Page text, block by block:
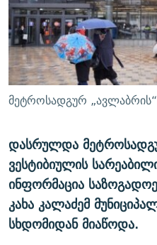
ᲛᲝᲚᲐᲞᲐᲠᲐᲙᲔ ᲢᲔᲥᲡᲢᲔᲑᲘ
ᲨᲘᲜ - ᲣᲪᲮᲝᲔᲗᲨᲘ
ᲚᲘᲢᲔᲠᲐᲢᲣᲠᲣᲚᲘ ᲬᲐᲮᲜᲐᲒᲔᲑᲘ
ᲐᲛᲔᲠᲘᲙᲣᲚᲘ ᲛᲝᲗᲮᲠᲝᲑᲐ
ᲩᲔᲛᲘ ᲡᲘᲙᲕᲓᲘᲚᲘᲡ ᲛᲘᲖᲔᲖᲘᲐ
11 ᲬᲔᲚᲘ - 11 ᲐᲛᲑᲐᲕᲘ
ᲡᲐᲞᲐᲠᲚᲐᲛᲔᲜᲢᲝ
ᲑᲐᲕᲨᲕᲔᲑᲘ ᲞᲠᲝᲡᲢᲘᲢᲣᲪᲘᲐᲨᲘ -
ᲐᲒᲕᲘᲡᲢᲝᲡ ᲝᲛᲘ
ПРИВЕТ ᲙᲣᲚᲢᲣᲠᲐ
ᲒᲐᲛᲝᲘᲬᲔᲠᲔ
რთე/რთ-ის ყველა
მეტროსადგურ
დასრულდა
ვესტიბიულის
ინფორმაცია
კახა კალაძემ
სხდომიდან მიაწოდა.